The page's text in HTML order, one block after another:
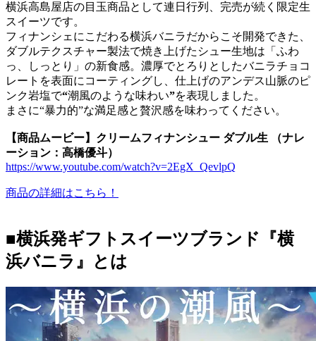
横浜高島屋店の目玉商品として連日行列、完売が続く限定生
スイーツです。
フィナンシェにこだわる横浜バニラだからこそ開発できた、
ダブルテクスチャー製法で焼き上げたシュー生地は「ふわ
っ、しっとり」の新食感。濃厚でとろりとしたバニラチョコ
レートを表面にコーティングし、仕上げのアンデス山脈のピ
ンク岩塩で“潮風のような味わい”を表現しました。
まさに“暴力的”な満足感と贅沢感を味わってください。
【商品ムービー】クリームフィナンシュー ダブル生 （ナレ
ーション：高橋優斗）
https://www.youtube.com/watch?v=2EgX_QevlpQ
商品の詳細はこちら！
■横浜発ギフトスイーツブランド 『横
浜バニラ』とは